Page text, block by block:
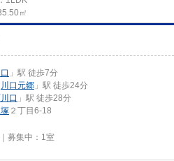
㎡
」駅 徒歩7分
川口元郷 」駅 徒歩24分
口 」駅 徒歩28分
２丁目6-18
募集中： 1室